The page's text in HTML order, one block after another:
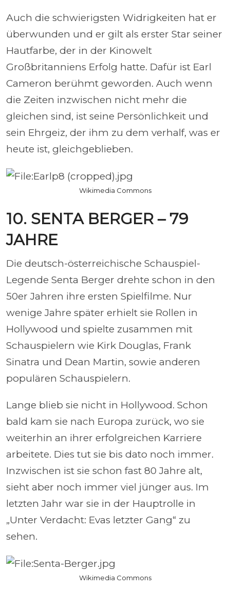
Auch die schwierigsten Widrigkeiten hat er
überwunden und er gilt als erster Star seiner
Hautfarbe, der in der Kinowelt
Großbritanniens Erfolg hatte. Dafür ist Earl
Cameron berühmt geworden. Auch wenn
die Zeiten inzwischen nicht mehr die
gleichen sind, ist seine Persönlichkeit und
sein Ehrgeiz, der ihm zu dem verhalf, was er
heute ist, gleichgeblieben.
Wikimedia Commons
10. SENTA BERGER – 79
JAHRE
Die deutsch-österreichische Schauspiel-
Legende Senta Berger drehte schon in den
50er Jahren ihre ersten Spielfilme. Nur
wenige Jahre später erhielt sie Rollen in
Hollywood und spielte zusammen mit
Schauspielern wie Kirk Douglas, Frank
Sinatra und Dean Martin, sowie anderen
populären Schauspielern.
Lange blieb sie nicht in Hollywood. Schon
bald kam sie nach Europa zurück, wo sie
weiterhin an ihrer erfolgreichen Karriere
arbeitete. Dies tut sie bis dato noch immer.
Inzwischen ist sie schon fast 80 Jahre alt,
sieht aber noch immer viel jünger aus. Im
letzten Jahr war sie in der Hauptrolle in
„Unter Verdacht: Evas letzter Gang“ zu
sehen.
Wikimedia Commons